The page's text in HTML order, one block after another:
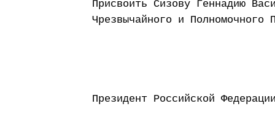
Присвоить Сизову Геннадию
Чрезвычайного и Полномочного
Президент